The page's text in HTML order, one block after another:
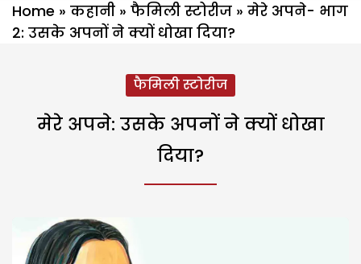
Home » कहानी » फैमिली स्टोरीज » मेरे अपने- भाग
2: उसके अपनों ने क्यों धोखा दिया?
फैमिली स्टोरीज
मेरे अपने: उसके अपनों ने क्यों धोखा
दिया?